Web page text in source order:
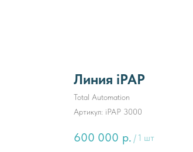
Линия iPAP
Total Automation
Артикул: iPAP 3000
600 000 р. / 1 шт